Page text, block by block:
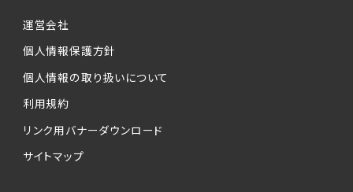
運営会社
個人情報保護方針
個人情報の取り扱いについて
利用規約
リンク用バナーダウンロード
サイトマップ